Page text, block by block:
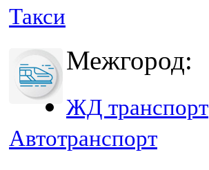
Такси
Межгород:
ЖД транспорт
Автотранспорт